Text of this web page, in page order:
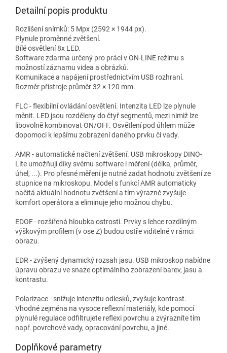
Detailní popis produktu
Rozlišení snímků: 5 Mpx (2592 × 1944 px).
Plynule proměnné zvětšení.
Bílé osvětlení 8x LED.
Software zdarma určený pro práci v ON-LINE režimu s
možností záznamu videa a obrázků.
Komunikace a napájení prostřednictvím USB rozhraní.
Rozměr přístroje průměr 32 × 120 mm.
FLC - flexibilní ovládání osvětlení. Intenzita LED lze plynule
měnit. LED jsou rozděleny do čtyř segmentů, mezi nimiž lze
libovolně kombinovat ON/OFF. Osvětlení pod úhlem může
dopomoci k lepšímu zobrazení daného prvku či vady.
AMR - automatické načtení zvětšení. USB mikroskopy DINO-
Lite umožňují díky svému software i měření (délka, průměr,
úhel, ...). Pro přesné měření je nutné zadat hodnotu zvětšení ze
stupnice na mikroskopu. Model s funkcí AMR automaticky
načítá aktuální hodnotu zvětšení a tím výrazně zvyšuje
komfort operátora a eliminuje jeho možnou chybu.
EDOF - rozšířená hloubka ostrosti. Prvky s lehce rozdílným
výškovým profilem (v ose Z) budou ostře viditelné v rámci
obrazu.
EDR - zvýšený dynamický rozsah jasu. USB mikroskop nabídne
úpravu obrazu ve snaze optimálního zobrazení barev, jasu a
kontrastu.
Polarizace - snižuje intenzitu odlesků, zvyšuje kontrast.
Vhodné zejména na vysoce reflexní materiály, kde pomocí
plynulé regulace odfiltrujete reflexi povrchu a zvýrazníte tím
např. povrchové vady, opracování povrchu, a jiné.
Doplňkové parametry